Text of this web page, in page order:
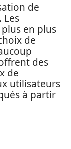
de
Les
en plus
de
des
de
utilisateurs
à partir